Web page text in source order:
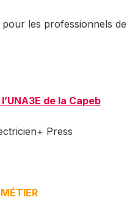
les professionnels de
de la Capeb
Press